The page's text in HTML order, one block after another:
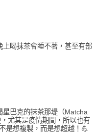
喝抹茶會睡不著，甚至有部
巴克的抹茶那堤（Matcha
尤其是疫情期間，所以也有
是想複製，而是想超越！💪